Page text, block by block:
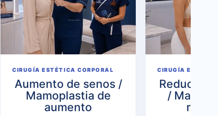
CIRUGÍA ESTÉTICA CORPORAL
Aumento de senos /
Mamoplastia de
aumento
CIRUGÍA
/